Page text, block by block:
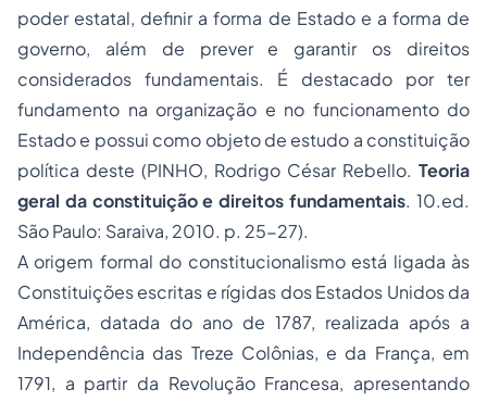
poder estatal, definir a forma de Estado e a forma de
governo, além de prever e garantir os direitos
considerados fundamentais. É destacado por ter
fundamento na organização e no funcionamento do
Estado e possui como objeto de estudo a constituição
política deste (PINHO, Rodrigo César Rebello. Teoria
geral da constituição e direitos fundamentais. 10.ed.
São Paulo: Saraiva, 2010. p. 25-27).
A origem formal do constitucionalismoestá ligada às
Constituições escritas e rígidas dos Estados Unidos da
América, datada do ano de 1787, realizada após a
Independência das Treze Colônias, e da França, em
1791, a partir da Revolução Francesa, apresentando